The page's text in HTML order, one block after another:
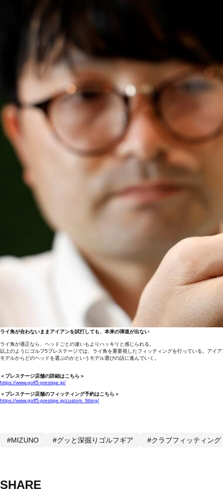
ライ角が合わないままアイアンを試打しても、本来の弾道が出ない
ライ角が適正なら、ヘッドごとの違いもよりハッキリと感じられる。
以上のようにゴルフ5プレステージでは、ライ角を重要視したフィッティングを行っている。ア
モデルからどのヘッドを選ぶのかというモデル選びの話に進んでいく。
＜プレステージ店舗の詳細はこちら＞
https://www.golf5-prestige.jp/
＜プレステージ店舗のフィッティング予約はこちら＞
https://www.golf5-prestige.jp/custom_fitting/
#MIZUNO #グッと深掘りゴルフギア #クラブフィッティング
SHARE